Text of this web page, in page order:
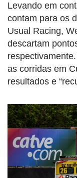
Levando em
contam para os
Usual Racing,
descartam
as corridas em
resultados e